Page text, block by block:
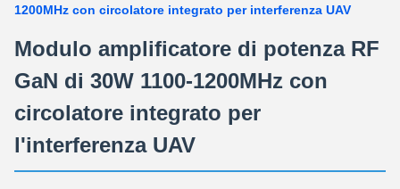
1200MHz con circolatore integrato per interferenza UAV
Modulo amplificatore di potenza RF
GaN di 30W 1100-1200MHz con
circolatore integrato per
l'interferenza UAV